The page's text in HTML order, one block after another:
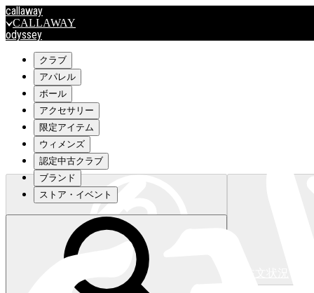
callaway
CALLAWAY
odyssey
travismathew
outlet
OUTLET
キャロウェイアパレルはこちら>>>
クラブ
アパレル
ボール
アクセサリー
限定アイテム
ウィメンズ
認定中古クラブ
ブランド
ストア・イベント